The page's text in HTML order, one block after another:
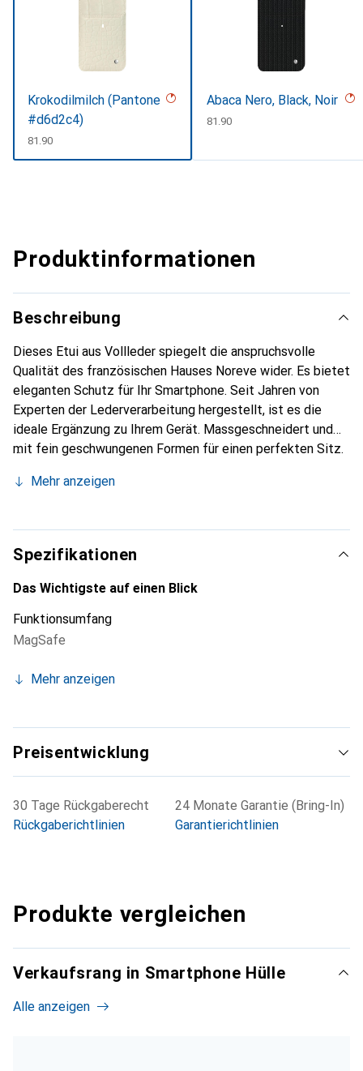
Krokodilmilch (Pantone
#d6d2c4)
CHF
81.90
Abaca Nero, Black, Noir
CHF
81.90
Produktinformationen
Beschreibung
Dieses Etui aus Vollleder spiegelt die anspruchsvolle
Qualität des französischen Hauses Noreve wider. Es bietet
eleganten Schutz für Ihr Smartphone. Seit Jahren von
Experten der Lederverarbeitung hergestellt, ist es die
ideale Ergänzung zu Ihrem Gerät. Massgeschneidert und
mit fein geschwungenen Formen für einen perfekten Sitz.
Smartphone. Die Marke Noreve ist international für ihre
für den anspruchsvollen Kunden.
Mehr anzeigen
Spezifikationen
Das Wichtigste auf einen Blick
Funktionsumfang
MagSafe
Mehr anzeigen
Preisentwicklung
30 Tage Rückgaberecht
Rückgaberichtlinien
24 Monate Garantie (Bring-In)
Garantierichtlinien
Produkte vergleichen
Verkaufsrang in Smartphone Hülle
Alle anzeigen